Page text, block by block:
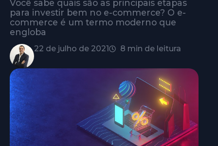
Você sabe quais são as principais etapas
para investir bem no e-commerce? O e-
commerce é um termo moderno que
engloba
22 de julho de 2021 8 min de leitura